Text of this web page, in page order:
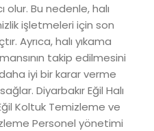
olur. Bu nedenle, halı
işletmeleri için son
Ayrıca, halı yıkama
takip edilmesini
iyi bir karar verme
Diyarbakır Eğil Halı
Koltuk Temizleme ve
Personel yönetimi